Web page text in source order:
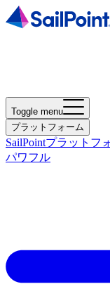
Toggle menu
プラットフォーム
SailPointプラットフ
パワフル